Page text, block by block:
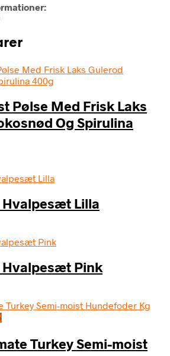
Pølse Med Frisk Laks
Og Spirulina
Hvalpesæt Lilla
Hvalpesæt Pink
Turkey Semi-moist